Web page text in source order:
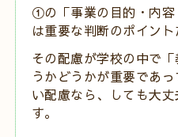
①の「事業の目的・内容
は重要な判断のポイント
その配慮が学校の中で
うかどうかが重要であ
い配慮なら、しても大
す。